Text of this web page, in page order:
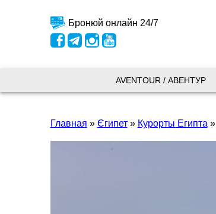
Бронюй онлайн 24/7
AVENTOUR / АВЕНТУР
Главная » Єгипет» Курорты Египта »